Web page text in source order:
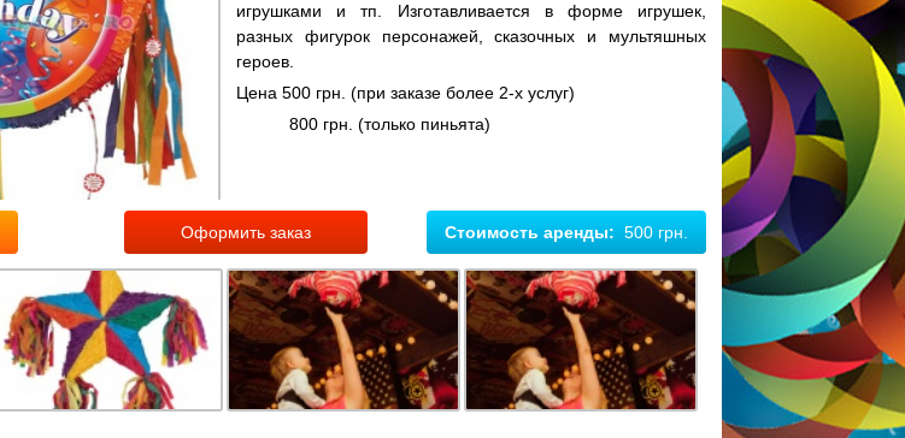
игрушками и тп. Изготавливается в форме игрушек,
разных фигурок персонажей, сказочных и мультяшных
героев.
Цена 500 грн. (при заказе более 2-х услуг)
800 грн. (только пиньята)
Оформить заказ Стоимость аренды: 500 грн.